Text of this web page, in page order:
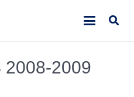
2008-2009